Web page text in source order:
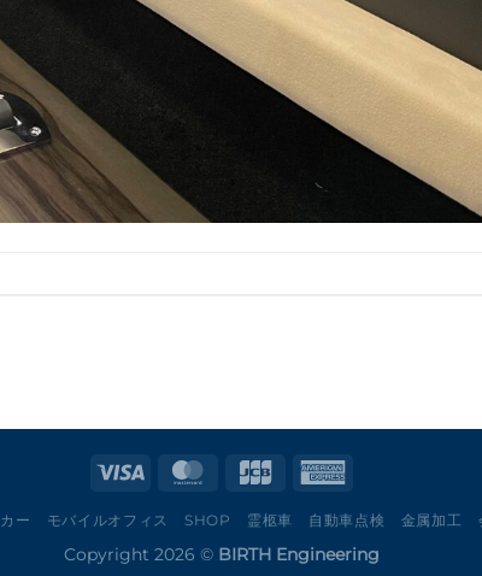
ー モバイルオフィス SHOP 霊柩車 自動車点検 金属加工
Copyright 2026 © BIRTH Engineering